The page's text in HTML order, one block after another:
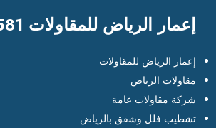
إعمار الرياض للمقاولات 0569557581
إعمار الرياض للمقاولات
مقاولات الرياض
شركة مقاولات عامة
تشطيب فلل وشقق بالرياض